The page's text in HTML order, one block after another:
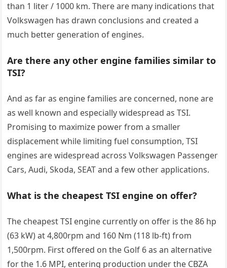
than 1 liter / 1000 km. There are many indications that
Volkswagen has drawn conclusions and created a
much better generation of engines.
Are there any other engine families similar to
TSI?
And as far as engine families are concerned, none are
as well known and especially widespread as TSI.
Promising to maximize power from a smaller
displacement while limiting fuel consumption, TSI
engines are widespread across Volkswagen Passenger
Cars, Audi, Skoda, SEAT and a few other applications.
What is the cheapest TSI engine on offer?
The cheapest TSI engine currently on offer is the 86 hp
(63 kW) at 4,800rpm and 160 Nm (118 lb-ft) from
1,500rpm. First offered on the Golf 6 as an alternative
for the 1.6 MPI, entering production under the CBZA